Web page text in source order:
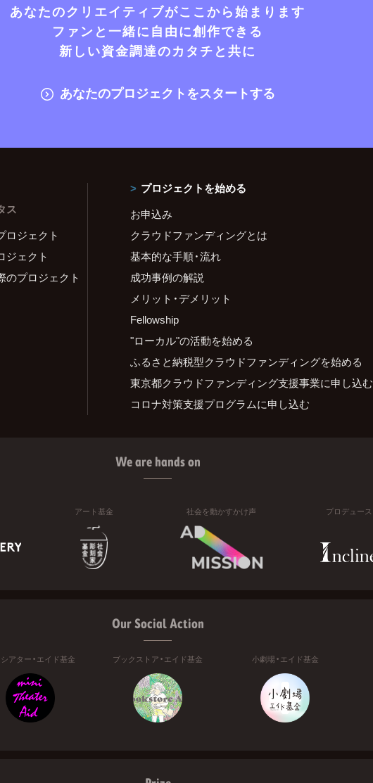
あなたのクリエイティブがここから始まります
ファンと一緒に自由に創作できる
新しい資金調達のカタチと共に
あなたのプロジェクトをスタートする
ス
ロジェクト
ジェクト
のプロジェクト
プロジェクトを始める
お申込み
クラウドファンディングとは
基本的な手順・流れ
成功事例の解説
メリット・デメリット
Fellowship
"ローカル"の活動を始める
ふるさと納税型クラウドファンディングを始める
東京都クラウドファンディング支援事業に申し込む
コロナ対策支援プログラムに申し込む
We are hands on
アート基金 社会を動かすかけ声 プロデュース
Our Social Action
アター・エイド基金 ブックストア・エイド基金 小劇場・エイド基金